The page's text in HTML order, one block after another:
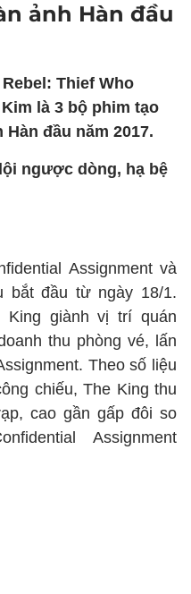
ảnh Hàn đầu
Thief Who
là 3 bộ phim tạo
đầu năm 2017.
ngược dòng, hạ bệ
Assignment và
bắt đầu từ ngày 18/1.
King giành vị trí quán
thu phòng vé, lấn
Theo số liệu
chiếu, The King thu
cao gần gấp đôi so
Assignment